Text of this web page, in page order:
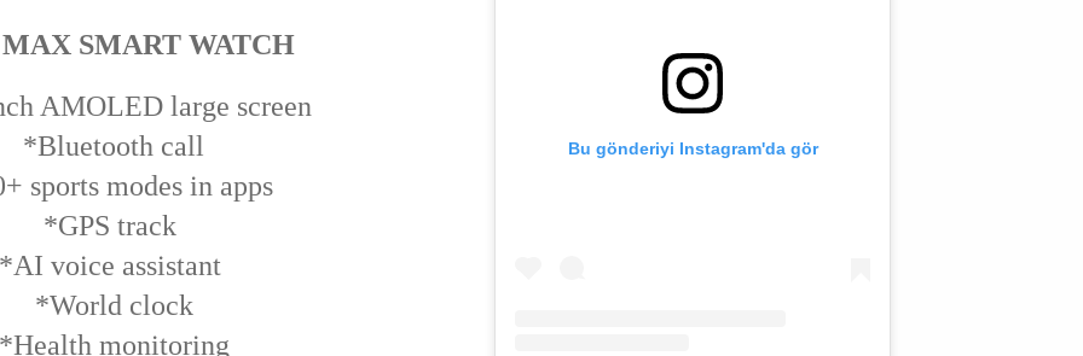
SMART WATCH
AMOLED large screen
*Bluetooth call
sports modes in apps
*GPS track
*AI voice assistant
*World clock
monitoring
Bu gönderiyi Instagram'da gör